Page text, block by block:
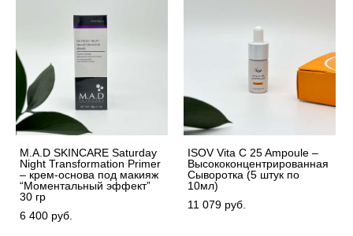
M.A.D SKINCARE Saturday
Night Transformation Primer
– крем-основа под макияж
“Моментальный эффект”
30 гр
6 400 pуб.
ISOV Vita C 25 Ampoule –
Высококонцентрированная
Сыворотка (5 штук по
10мл)
11 079 pуб.